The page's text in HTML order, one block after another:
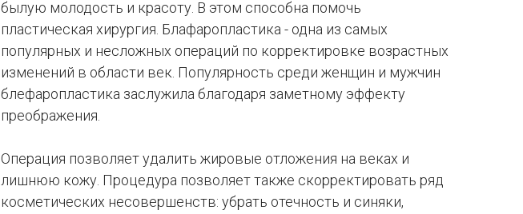
былую молодость и красоту. В этом способна помочь
пластическая хирургия. Блафаропластика - одна из самых
популярных и несложных операций по корректировке возрастных
изменений в области век. Популярность среди женщин и мужчин
блефаропластика заслужила благодаря заметному эффекту
преображения.
Операция позволяет удалить жировые отложения на веках и
лишнюю кожу. Процедура позволяет также скорректировать ряд
косметических несовершенств: убрать отечность и синяки,